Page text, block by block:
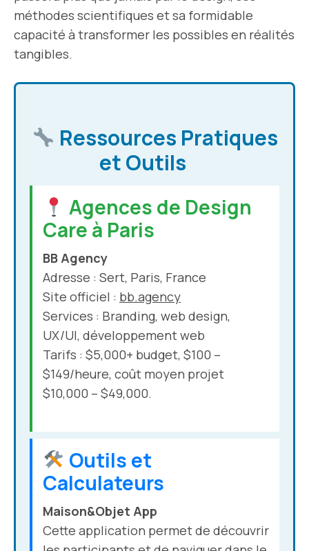
méthodes scientifiques et sa formidable
capacité à transformer les possibles en réalités
tangibles.
Ressources Pratiques
et Outils
Agences de Design
Care à Paris
BB Agency
Adresse : Sert, Paris, France
Site officiel : bb.agency
Services : Branding, web design,
UX/UI, développement web
Tarifs : $5,000+ budget, $100 –
$149/heure, coût moyen projet
$10,000 – $49,000.
Outils et
Calculateurs
Maison&Objet App
Cette application permet de découvrir